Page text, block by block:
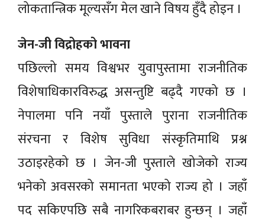
लोकतान्त्रिक मूल्यसँग मेल खाने विषय हुँदै होइन ।
जेन-जी विद्रोहको भावना
पछिल्लो समय विश्वभर युवापुस्तामा राजनीतिक
विशेषाधिकारविरुद्ध असन्तुष्टि बढ्दै गएको छ ।
नेपालमा पनि नयाँ पुस्ताले पुराना राजनीतिक
संरचना र विशेष सुविधा संस्कृतिमाथि प्रश्न
उठाइरहेको छ । जेन-जी पुस्ताले खोजेको राज्य
भनेको अवसरको समानता भएको राज्य हो । जहाँ
पद सकिएपछि सबै नागरिकबराबर हुन्छन् । जहाँ